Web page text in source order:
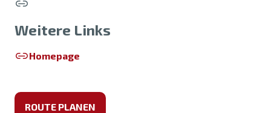
Weitere Links
Homepage
ROUTE PLANEN